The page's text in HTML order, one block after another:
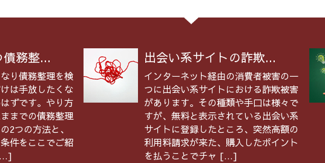
債務整...
り債務整理を検
は手放したくな
ずです。やり方
までの債務整理
2つの方法と、
件をここでご紹
出会い系サイトの詐欺...
インターネット経由の消費者被害の一
つに出会い系サイトにおける詐欺被害
があります。その種類や手口は様々で
すが、無料と表示されている出会い系
サイトに登録したところ、突然高額の
利用料請求が来た、購入したポイント
を払うことでチャ […]